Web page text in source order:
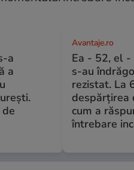
a
a
Avantaje.ro
Ea - 52, el -
s-au
rezistat. La
despărțirea
cum a
întrebare